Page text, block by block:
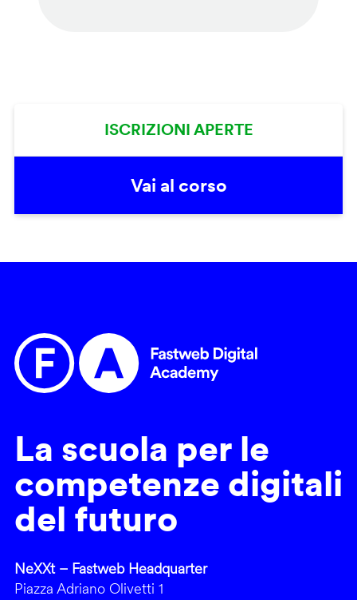
ISCRIZIONI APERTE
Vai al corso
La scuola per le
competenze digitali
del futuro
NeXXt – Fastweb Headquarter
Piazza Adriano Olivetti 1